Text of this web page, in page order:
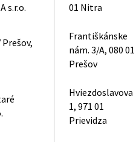
s.r.o.
01 Nitra
Prešov,
Františkánske
nám. 3/A, 080 01
Prešov
Hviezdoslavova
1, 971 01
Prievidza